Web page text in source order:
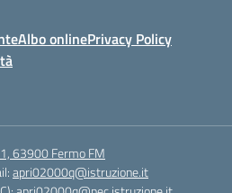
Albo onlinePrivacy Policy
63900 Fermo FM
apri02000q@istruzione.it